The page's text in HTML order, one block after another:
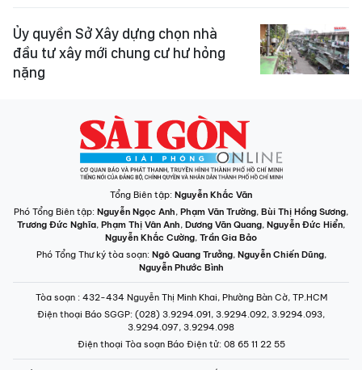
Ủy quyền Sở Xây dựng chọn nhà
đầu tư xây mới chung cư hư hỏng
nặng
Tổng Biên tập: Nguyễn Khắc Văn
Phó Tổng Biên tập: Nguyễn Ngọc Anh, Phạm Văn Trường, Bùi Thị Hồng Sương,
Trương Đức Nghĩa, Phạm Thị Vân Anh, Dương Văn Quang, Nguyễn Đức Hiển,
Nguyễn Khắc Cường, Trần Gia Bảo
Phó Tổng Thư ký tòa soạn: Ngô Quang Trưởng, Nguyễn Chiến Dũng,
Nguyễn Phước Bình
Tòa soạn : 432-434 Nguyễn Thị Minh Khai, Phường Bàn Cờ, TP.HCM
Điện thoại Báo SGGP: (028) 3.9294.091, 3.9294.092, 3.9294.093,
3.9294.097, 3.9294.098
Điện thoại Tòa soạn Báo Điện tử: 08 65 11 22 55